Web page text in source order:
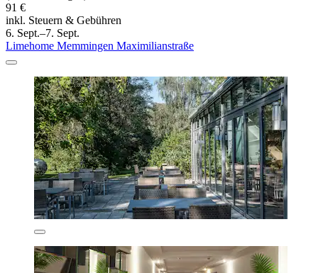
91 €
inkl. Steuern & Gebühren
6. Sept.–7. Sept.
Limehome Memmingen Maximilianstraße